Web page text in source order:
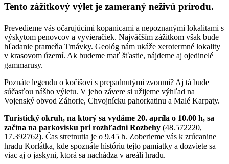
Tento zážitkový výlet je zameraný neživú prírodu.
Prevedieme vás očarujúcimi kopanicami a nepoznanými lokalitami s
výskytom penovcov a vyvieračiek. Najväčším zážitkom však bude
hľadanie prameňa Trnávky. Geológ nám ukáže xerotermné lokality
v krasovom území. Ak budeme mať šťastie, nájdeme aj ojedinelé
gammarusy.
Poznáte legendu o kočišovi s prepadnutými zvonmi? Aj tá bude
súčasťou nášho výletu. V jeho závere si užijeme výhľad na
Vojenský obvod Záhorie, Chvojnícku pahorkatinu a Malé Karpaty.
Turistický okruh, na ktorý sa vydáme 20. apríla o 10.00 h, sa
začína na parkovisku pri rozhľadni Rozbehy (48.572220,
17.392762). Čas stretnutia je o 9.45 h. Zoberieme vás k zrúcanine
hradu Korlátka, kde spoznáte históriu tejto pamiatky a dozviete sa
viac aj o jaskyni, ktorá sa nachádza v areáli hradu.